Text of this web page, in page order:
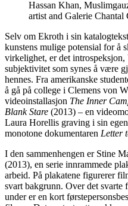
Hassan Khan,
artist and Galerie Chantal
Selv om Ekroth i sin
kunstens mulige potensial for å
virkelighet, er det
subjektivitet som synes å være
hennes. Fra amerikanske
å gå på college i Clemens von
videoinstallasjon The Inner
Blank Stare (2013) – en
Laura Horellis graving i sin
monotone dokumentaren Letter
I den sammenhengen er Stine
(2013), en serie innrammede
arbeid. På plakatene figurerer
svart bakgrunn. Over det svarte
under er en kort